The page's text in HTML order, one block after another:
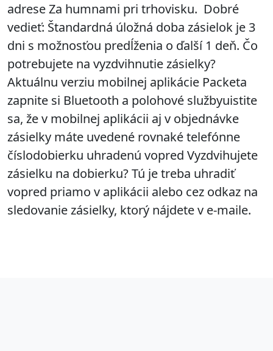
adrese Za humnami pri trhovisku. Dobré
vedieť: Štandardná úložná doba zásielok je 3
dni s možnosťou predĺženia o ďalší 1 deň. Čo
potrebujete na vyzdvihnutie zásielky?
Aktuálnu verziu mobilnej aplikácie Packeta
zapnite si Bluetooth a polohové službyuistite
sa, že v mobilnej aplikácii aj v objednávke
zásielky máte uvedené rovnaké telefónne
číslodobierku uhradenú vopred Vyzdvihujete
zásielku na dobierku? Tú je treba uhradiť
vopred priamo v aplikácii alebo cez odkaz na
sledovanie zásielky, ktorý nájdete v e-maile.